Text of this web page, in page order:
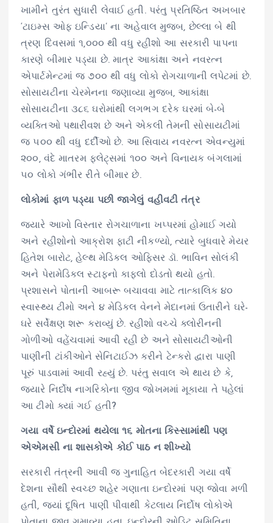
ખામીને તુરંત સુધારી લેવાઈ હતી. પરંતુ પ્રતિષ્ઠિત અખબાર
‘ટાઇમ્સ ઓફ ઇન્ડિયા’ ના અહેવાલ મુજબ, છેલ્લા બે થી
ત્રણ દિવસમાં ૧,૦૦૦ થી વધુ રહીશો આ સરકારી પાપના
કારણે બીમાર પડ્યા છે. માત્ર આકાંક્ષા અને નવરત્ન
એપાર્ટમેન્ટમાં જ ૭૦૦ થી વધુ લોકો રોગચાળાની લપેટમાં છે.
સોસાયટીના ચેરમેનના જણાવ્યા મુજબ, આકાંક્ષા
સોસાયટીના ૩૮૬ ઘરોમાંથી લગભગ દરેક ઘરમાં બે-બે
વ્યક્તિઓ પથારીવશ છે અને એકલી તેમની સોસાયટીમાં
જ ૫૦૦ થી વધુ દર્દીઓ છે. આ સિવાય નવરત્ન એવન્યુમાં
૨૦૦, વંદે માતરમ ફ્લેટ્સમાં ૧૦૦ અને વિનાયક બંગલામાં
૫૦ લોકો ગંભીર રીતે બીમાર છે.
લોકોમાં ફાળ પડ્યા પછી જાગેલું વહીવટી તંત્ર
જ્યારે આખો વિસ્તાર રોગચાળાના ખપ્પરમાં હોમાઈ ગયો
અને રહીશોનો આક્રોશ ફાટી નીકળ્યો, ત્યારે બુધવારે મેયર
હિતેશ બારોટ, હેલ્થ મેડિકલ ઓફિસર ડૉ. ભાવિન સોલંકી
અને પેરામેડિકલ સ્ટાફનો કાફલો દોડતો થયો હતો.
પ્રશાસને પોતાની આબરૂ બચાવવા માટે તાત્કાલિક ૪૦
સ્વાસ્થ્ય ટીમો અને ૪ મેડિકલ વેનને મેદાનમાં ઉતારીને ઘરે-
ઘરે સર્વેક્ષણ શરૂ કરાવ્યું છે. રહીશો વચ્ચે ક્લોરીનની
ગોળીઓ વહેંચવામાં આવી રહી છે અને સોસાયટીઓની
પાણીની ટાંકીઓને સેનિટાઈઝ કરીને ટેન્કરો દ્વારા પાણી
પૂરું પાડવામાં આવી રહ્યું છે. પરંતુ સવાલ એ થાય છે કે,
જ્યારે નિર્દોષ નાગરિકોના જીવ જોખમમાં મૂકાયા તે પહેલાં
આ ટીમો ક્યાં ગઈ હતી?
ગયા વર્ષે ઇન્દોરમાં થયેલા ૧૬ મોતના કિસ્સામાંથી પણ
એએમસી ના શાસકોએ કોઈ પાઠ ન શીખ્યો
સરકારી તંત્રની આવી જ ગુનાહિત બેદરકારી ગયા વર્ષે
દેશના સૌથી સ્વચ્છ શહેર ગણાતા ઇન્દોરમાં પણ જોવા મળી
હતી, જ્યાં દૂષિત પાણી પીવાથી કેટલાય નિર્દોષ લોકોએ